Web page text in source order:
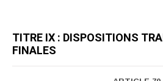
TITRE IX : DISPOSITIONS
FINALES